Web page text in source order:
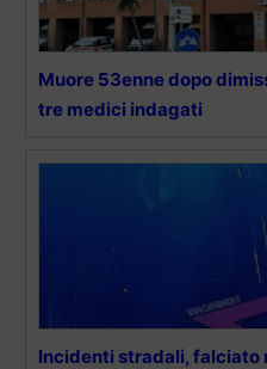
Muore 53enne dopo
tre medici indagati
Incidenti stradali, falciato